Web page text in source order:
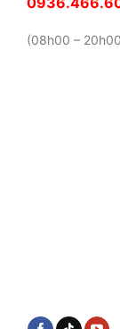
(08h00 –